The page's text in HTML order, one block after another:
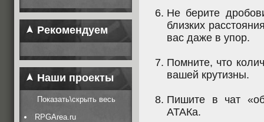
Рекомендуем
Наши проекты
Показать\скрыть весь
RPGArea.ru
Не берите
близких
вас даже в упор.
Помните, что
вашей крутизны.
Пишите в чат
АТАКа.